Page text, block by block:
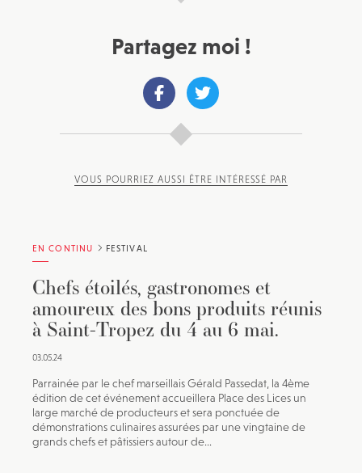
Partagez moi !
VOUS POURRIEZ AUSSI ÊTRE INTÉRESSÉ PAR
EN CONTINU FESTIVAL
Chefs étoilés, gastronomes et
amoureux des bons produits réunis
à Saint-Tropez du 4 au 6 mai.
03.05.24
Parrainée par le chef marseillais Gérald Passedat, la 4ème
édition de cet événement accueillera Place des Lices un
large marché de producteurs et sera ponctuée de
démonstrations culinaires assurées par une vingtaine de
grands chefs et pâtissiers autour de...